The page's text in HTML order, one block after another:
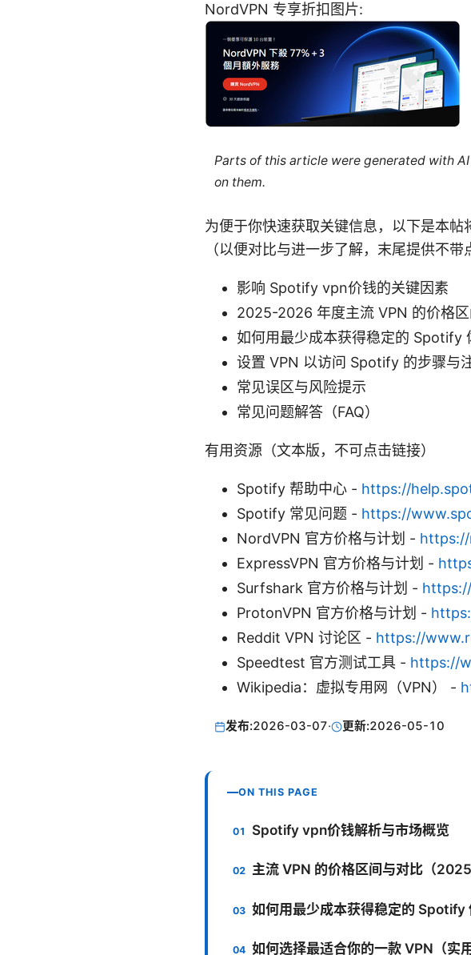
NordVPN 专享折扣图片:
Parts of this article were generated with
on them.
为便于你快速获取关键信息，以下是本
（以便对比与进一步了解，末尾提供不带
影响 Spotify vpn价钱的关键因素
2025-2026 年度主流 VPN 的价格
如何用最少成本获得稳定的 Spotify
设置 VPN 以访问 Spotify 的步骤与
常见误区与风险提示
常见问题解答（FAQ）
有用资源（文本版，不可点击链接）
Spotify 帮助中心 - https://
Spotify 常见问题 - https://
NordVPN 官方价格与计划 -
ExpressVPN 官方价格与计划 -
Surfshark 官方价格与计划 -
ProtonVPN 官方价格与计划 -
Reddit VPN 讨论区 - https://
Speedtest 官方测试工具 - https://
Wikipedia：虚拟专用网（VPN） -
发布:2026-03-07· 更新:2026-05-10
ON THIS PAGE
Spotify vpn价钱解析与市场概览
主流 VPN 的价格区间与对比（
如何用最少成本获得稳定的 Spotify
如何选择最适合你的一款 VPN（实